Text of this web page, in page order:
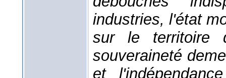
industries, l'état
sur le territoire
souveraineté
et